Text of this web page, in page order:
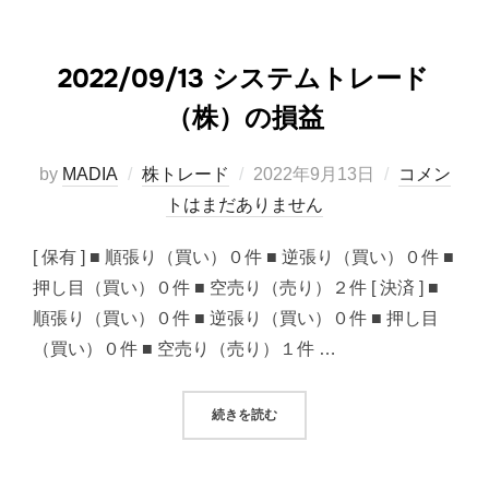
2022/09/13 システムトレード
（株）の損益
by MADIA 株トレード
投
稿
2022年9月13日
コメン
トはまだありません
[ 保有 ] ■ 順張り（買い）０件 ■ 逆張り（買い）０件 ■
押し目（買い）０件 ■ 空売り（売り）２件 [ 決済 ] ■
順張り（買い）０件 ■ 逆張り（買い）０件 ■ 押し目
（買い）０件 ■ 空売り（売り）１件 …
続きを読む“2022/09/13 システムトレード（